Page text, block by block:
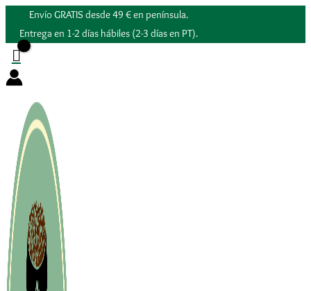
contenido
Envío GRATIS desde 49 € en península.
Entrega en 1-2 días hábiles (2-3 días en PT).